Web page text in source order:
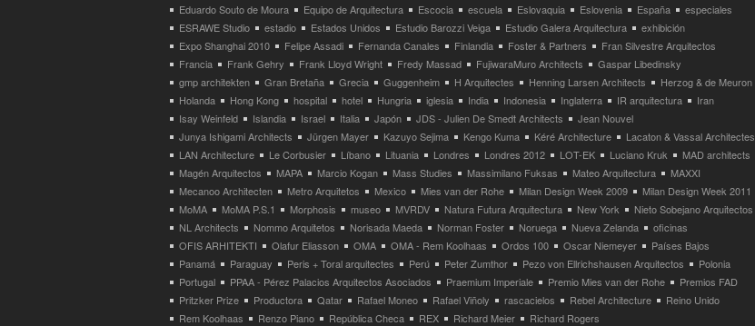
Eduardo Souto de Moura
Equipo de Arquitectura Escocia escuela Eslovaquia Eslovenia España
especiales
ESRAWE Studio
estadio Estados Unidos Estudio Barozzi Veiga Estudio Galera Arquitectura
exhibición
Expo Shanghai 2010
Felipe Assadi Fernanda Canales Finlandia Foster & Partners
Fran Silvestre Arquitectos
Francia
Frank Gehry Frank Lloyd Wright Fredy Massad FujiwaraMuro Architects
Gaspar Libedinsky
gmp architekten
Gran Bretaña Grecia Guggenheim H Arquitectes Henning Larsen Architects
Herzog & de Meuron
Holanda
Hong Kong hospital hotel Hungria iglesia India Indonesia Inglaterra IR arquitectura
Iran
Isay Weinfeld
Islandia Israel Italia Japón JDS - Julien De Smedt Architects
Jean Nouvel
Junya Ishigami Architects
Jürgen Mayer Kazuyo Sejima Kengo Kuma Kéré Architecture
Lacaton & Vassal Architectes
LAN Architecture
Le Corbusier Líbano Lituania Londres Londres 2012 LOT-EK Luciano Kruk
MAD architects
Magén Arquitectos
MAPA Marcio Kogan Mass Studies Massimilano Fuksas Mateo Arquitectura
MAXXI
Mecanoo Architecten
Metro Arquitetos Mexico Mies van der Rohe Milan Design Week 2009
Milan Design Week 2011
MoMA
MoMA P.S.1 Morphosis museo MVRDV Natura Futura Arquitectura New York
Nieto Sobejano Arquitectos
NL Architects
Nommo Arquitetos Norisada Maeda Norman Foster Noruega Nueva Zelanda
oficinas
OFIS ARHITEKTI
Olafur Eliasson OMA OMA - Rem Koolhaas Ordos 100 Oscar Niemeyer
Países Bajos
Panamá
Paraguay Peris + Toral arquitectes Perú Peter Zumthor Pezo von Ellrichshausen Arquitectos
Polonia
Portugal
PPAA - Pérez Palacios Arquitectos Asociados Praemium Imperiale Premio Mies van der Rohe
Premios FAD
Pritzker Prize
Productora Qatar Rafael Moneo Rafael Viñoly rascacielos Rebel Architecture
Reino Unido
Rem Koolhaas
Renzo Piano República Checa REX Richard Meier
Richard Rogers